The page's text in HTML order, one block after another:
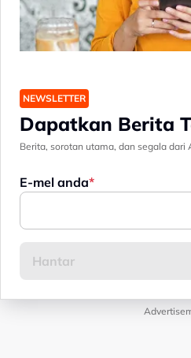
NEWSLETTER
Dapatkan Berita
Berita, sorotan utama, dan segala dari
E-mel anda